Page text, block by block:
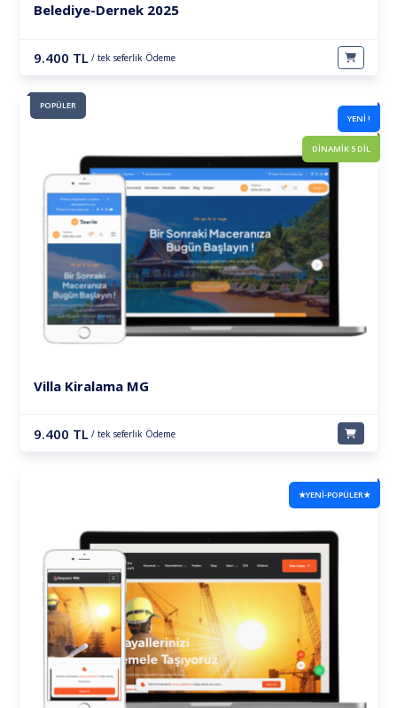
Belediye-Dernek 2025
9.400 TL / tek seferlik Ödeme
POPÜLER
YENİ !
DİNAMİK 5 DİL
Villa Kiralama MG
9.400 TL / tek seferlik Ödeme
★YENİ-POPÜLER★